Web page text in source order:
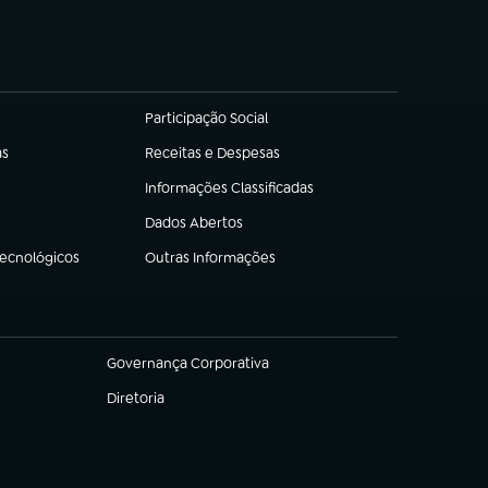
Participação Social
(abre em nova aba)
Receitas e Despesas
(abre em nova aba)
Informações Classificadas
(abre em nova aba)
Dados Abertos
(abre em nova aba)
Outras Informações
(abre em nova aba)
Governança Corporativa
(abre em nova aba)
Diretoria
(abre em nova aba)